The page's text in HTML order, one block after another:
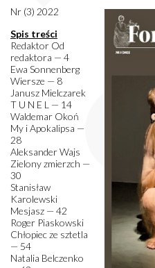
Nr (3) 2022
Spis treści
Redaktor Od
redaktora — 4
Ewa Sonnenberg
Wiersze — 8
Janusz Mielczarek
T U N E L — 14
Waldemar Okoń
My i Apokalipsa —
28
Aleksander Wajs
Zielony zmierzch —
30
Stanisław
Karolewski
Mesjasz — 42
Roger Piaskowski
Chłopiec ze sztetla
— 54
Natalia Belczenko